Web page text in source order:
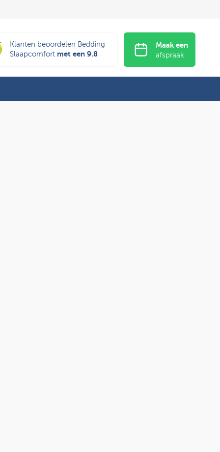
Klanten beoordelen Bedding
Slaapcomfort met een 9.8
Maak een
afspraak